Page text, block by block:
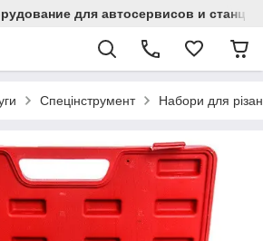
для автосервисов и
Спецінструмент Набори для